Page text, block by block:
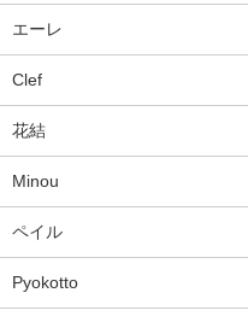
エーレ
Clef
花結
Minou
ペイル
Pyokotto